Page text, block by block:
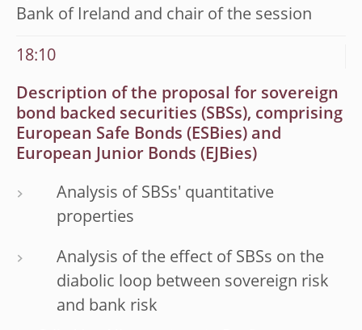
Bank of Ireland and chair of the session
18:10
Description of the proposal for sovereign
bond backed securities (SBSs), comprising
European Safe Bonds (ESBies) and
European Junior Bonds (EJBies)
Analysis of SBSs' quantitative
properties
Analysis of the effect of SBSs on the
diabolic loop between sovereign risk
and bank risk